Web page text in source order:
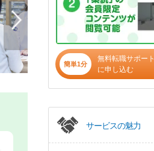
簡単1分
無料転職サポート
に申し込む
サービスの魅力